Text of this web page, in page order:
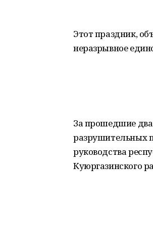
Этот праздник,
неразрывное
За прошедшие
разрушительных
руководства
Куюргазинского